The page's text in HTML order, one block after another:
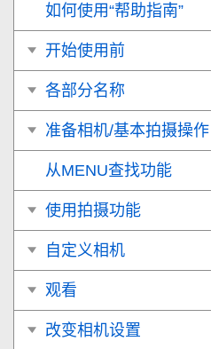
如何使用“帮助指南”
开始使用前
各部分名称
准备相机/基本拍摄操作
从MENU查找功能
使用拍摄功能
自定义相机
观看
改变相机设置